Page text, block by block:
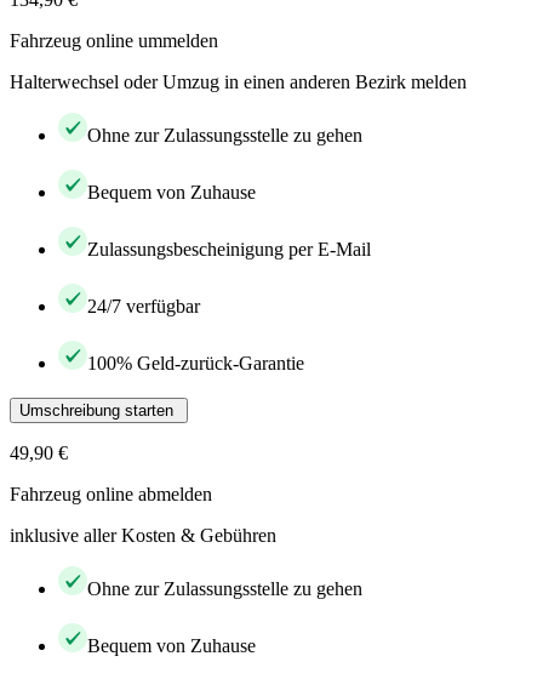
Fahrzeug online ummelden
Halterwechsel oder Umzug in einen anderen Bezirk melden
Ohne zur Zulassungsstelle zu gehen
Bequem von Zuhause
Zulassungsbescheinigung per E-Mail
24/7 verfügbar
100% Geld-zurück-Garantie
Umschreibung starten
49,90 €
Fahrzeug online abmelden
inklusive aller Kosten & Gebühren
Ohne zur Zulassungsstelle zu gehen
Bequem von Zuhause